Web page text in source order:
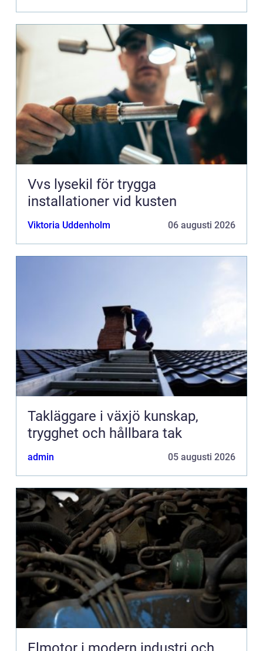
Vvs lysekil för trygga
installationer vid kusten
Viktoria Uddenholm 06 augusti 2026
Takläggare i växjö kunskap,
trygghet och hållbara tak
admin 05 augusti 2026